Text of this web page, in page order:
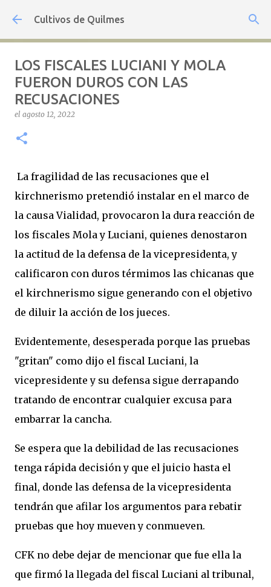
Ir al contenido principal
Cultivos de Quilmes
LOS FISCALES LUCIANI Y MOLA
FUERON DUROS CON LAS
RECUSACIONES
el agosto 12, 2022
La fragilidad de las recusaciones que el
kirchnerismo pretendió instalar en el marco de
la causa Vialidad, provocaron la dura reacción de
los fiscales Mola y Luciani, quienes denostaron
la actitud de la defensa de la vicepresidenta, y
calificaron con duros térmimos las chicanas que
el kirchnerismo sigue generando con el objetivo
de diluir la acción de los jueces.
Evidentemente, desesperada porque las pruebas
"gritan" como dijo el fiscal Luciani, la
vicepresidente y su defensa sigue derrapando
tratando de encontrar cualquier excusa para
embarrar la cancha.
Se espera que la debilidad de las recusaciones
tenga rápida decisión y que el juicio hasta el
final, donde las defensa de la vicepresidenta
tendrán que afilar los argumentos para rebatir
pruebas que hoy mueven y conmueven.
CFK no debe dejar de mencionar que fue ella la
que firmó la llegada del fiscal Luciani al tribunal,